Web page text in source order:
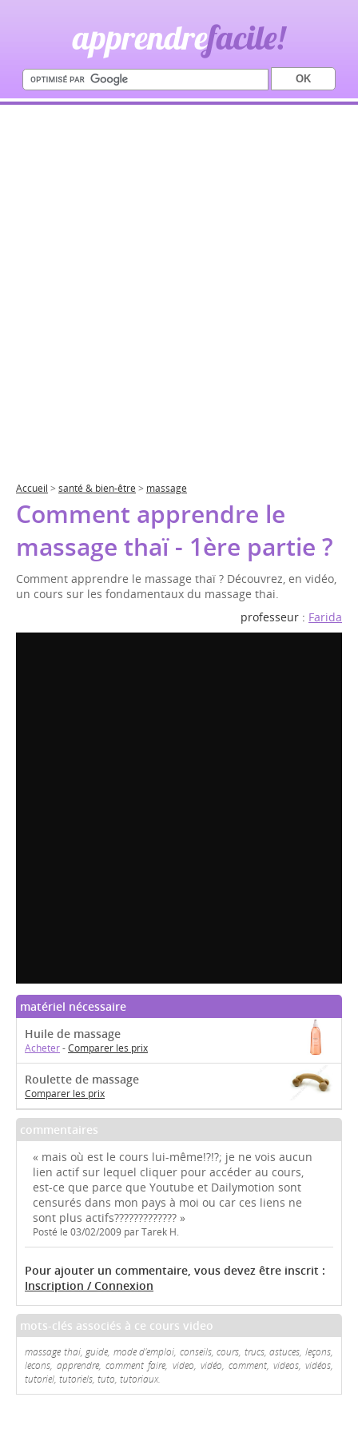
apprendrefacile!
Accueil > santé & bien-être > massage
Comment apprendre le
massage thaï - 1ère partie ?
Comment apprendre le massage thaï ? Découvrez, en vidéo,
un cours sur les fondamentaux du massage thai.
professeur : Farida
matériel nécessaire
Huile de massage
Acheter-Comparer les prix
Roulette de massage
Comparer les prix
commentaires
« mais où est le cours lui-même!?!?; je ne vois aucun
lien actif sur lequel cliquer pour accéder au cours,
est-ce que parce que Youtube et Dailymotion sont
censurés dans mon pays à moi ou car ces liens ne
sont plus actifs????????????? »
Posté le 03/02/2009 par Tarek H.
Pour ajouter un commentaire, vous devez être inscrit :
Inscription / Connexion
mots-clés associés à ce cours video
massage thai, guide, mode d'emploi, conseils, cours, trucs, astuces, leçons,
lecons, apprendre, comment faire, video, vidéo, comment, videos, vidéos,
tutoriel, tutoriels, tuto, tutoriaux.